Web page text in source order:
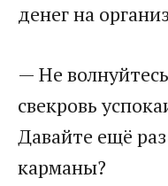
денег на
— Не
свекровь
Давайте ещё
карманы?